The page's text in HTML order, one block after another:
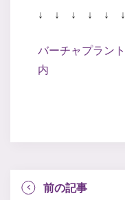
↓ ↓ ↓ ↓ ↓ ↓
バーチャプラン
内
前の記事